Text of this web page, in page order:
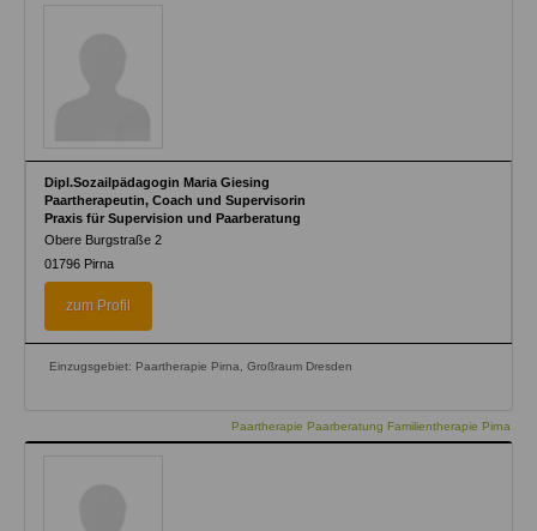
Dipl.Sozailpädagogin Maria Giesing
Paartherapeutin, Coach und Supervisorin
Praxis für Supervision und Paarberatung
Obere Burgstraße 2
01796 Pirna
zum Profil
Einzugsgebiet: Paartherapie Pirna, Großraum Dresden
Paartherapie Paarberatung Familientherapie Pirna